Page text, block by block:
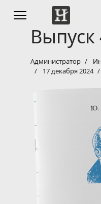
Выпуск
Администратор
17 декабря 2024